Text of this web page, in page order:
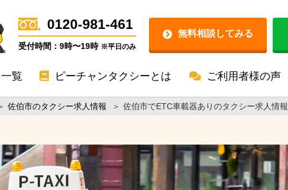
0120-981-461
受付時間：9時〜19時 ※平日のみ
無料相談してみる
覧 ピーチャンタクシーとは ご利用者様の声
佐伯市のタクシー求人情報 ＞ 佐伯市でETC車載器ありのタクシー求人情報